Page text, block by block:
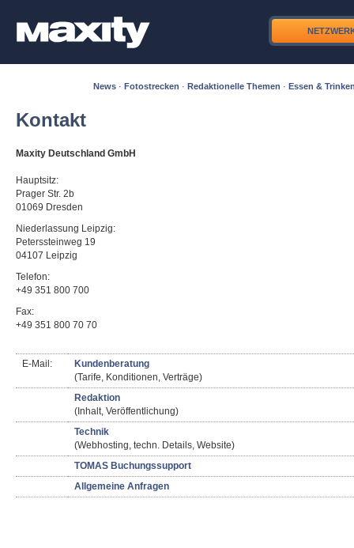
News · Fotostrecken · Redaktionelle Themen · Essen &
Kontakt
Maxity Deutschland GmbH
Hauptsitz:
Prager Str. 2b
01069 Dresden
Niederlassung Leipzig:
Peterssteinweg 19
04107 Leipzig
Telefon:
+49 351 800 700
Fax:
+49 351 800 70 70
E-Mail:
Kundenberatung
(Tarife, Konditionen, Verträge)
Redaktion
(Inhalt, Veröffentlichung)
Technik
(Webhosting, techn. Details, Website)
TOMAS Buchungssupport
Allgemeine Anfragen